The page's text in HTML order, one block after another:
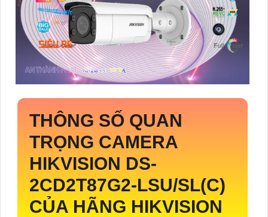
THÔNG SỐ QUAN
TRỌNG CAMERA
HIKVISION DS-
2CD2T87G2-LSU/SL(C)
CỦA HÃNG HIKVISION